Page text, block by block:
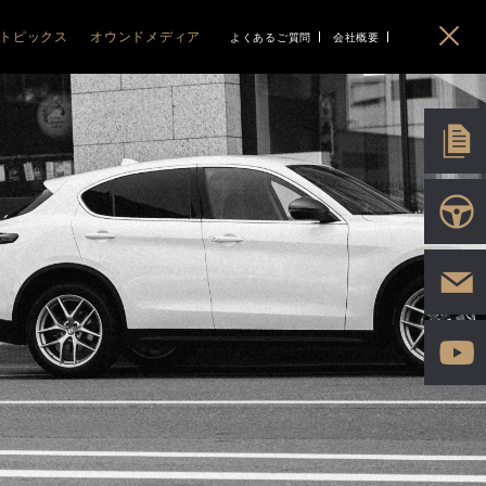
ABARTH
アバルト札幌清田
アバルト旭川
PEUGEOT
プジョー函館
CITROEN
シトロエン函館
ABARTH
ABARTH 500e
F595/695/695C
PEUGEOT
208
RIFTER
5008
HYBRID
3008
2008
308
HYBRID
CITROEN
C3 AIRCROSS
C5 X
C4 HYBRID
BERLINGO
C5 AIRCROSS
HYBRID
E-C4 ELECTRIC
トピックス
イベント
ニュース
オウンドメディア
BLOG
Gourmet&Drive MAGAZINE
IMPORT PLUS LIFE
ポッドキャスト
ソーシャル
よくあるご質問 会社概要